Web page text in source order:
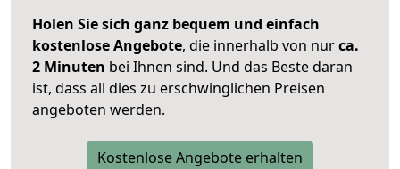
Holen Sie sich ganz bequem und einfach
kostenlose Angebote, die innerhalb von nurca.
2 Minuten bei Ihnen sind. Und das Beste daran
ist, dass all dies zu erschwinglichen Preisen
angeboten werden.
Kostenlose Angebote erhalten